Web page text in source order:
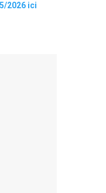
2026 ici